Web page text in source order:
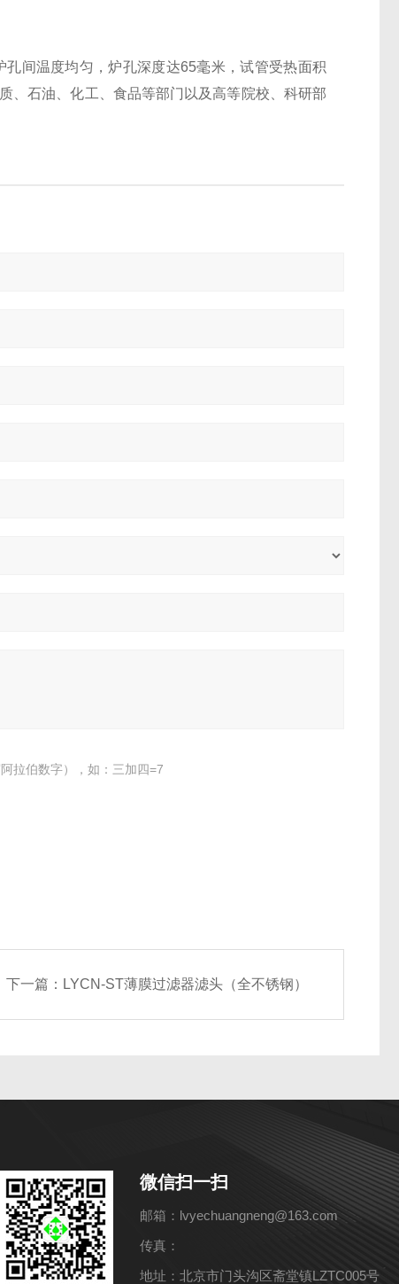
间温度均匀，炉孔深度达65毫米，试管受热面积
、石油、化工、食品等部门以及高等院校、科研部
拉伯数字），如：三加四=7
下一篇： LYCN-ST薄膜过滤器滤头（全不锈钢）
微信扫一扫
邮箱：lvyechuangneng@163.com
传真：
地址：北京市门头沟区斋堂镇LZTC005号